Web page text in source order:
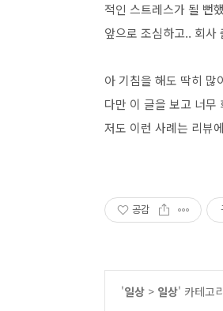
적인 스트레스가 될 뻔
앞으로 조심하고.. 회사
아 기침을 해도 딱히 많
다만 이 글을 보고 너무
저도 이런 사례는 리뷰
공감
'일상 > 일상' 카테고